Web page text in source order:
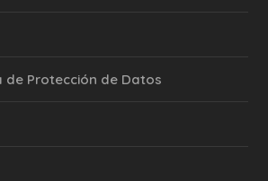
de Protección de Datos